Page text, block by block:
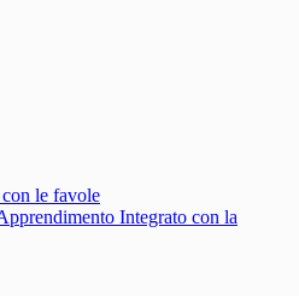
le favole
Integrato con la